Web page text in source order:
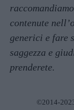
contenute
generici e fare
saggezza e
prenderete.
©2014-